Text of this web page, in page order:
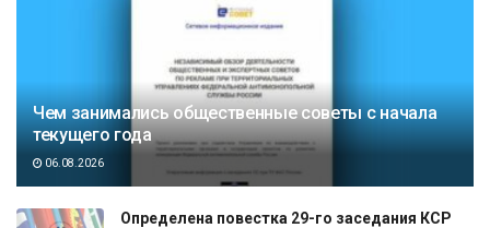
Чем занимались общественные советы с начала
текущего года
06.08.2026
Определена повестка 29-го заседания КСР